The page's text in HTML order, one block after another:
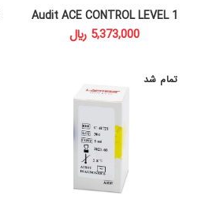
READ MORE
Audit ACE CONTROL LEVEL 1
﷼
تمام شد